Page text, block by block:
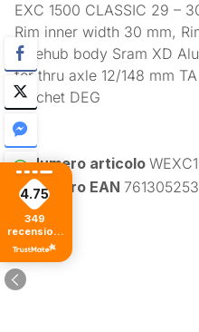
EXC 1500 CLASSIC 29 –
Rim inner width 30 mm,
Freehub body Sram XD
for thru axle 12/148 mm
Ratchet DEG
Numero articolo
Numero EAN
4.75
349
recensioni
di tutti i